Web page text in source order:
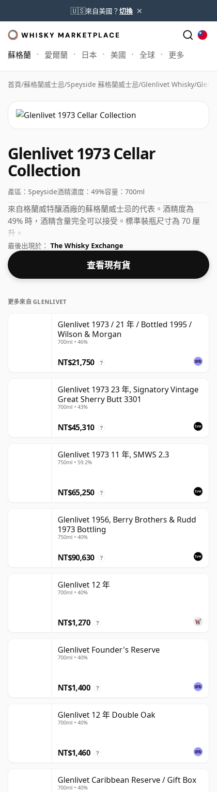
🇺🇸來自美國？切換 ×
蘇格蘭 愛爾蘭 日本 美國 全球 更多
首頁/蘇格蘭威士忌/Speyside 蘇格蘭威士忌/Glenlivet Whisky/
Glenlivet 1973 Cellar
Collection
產區： Speyside酒精濃度： 49%容量： 700ml
來自格蘭威特釀酒廠的蘇格蘭威士忌的代表。酒精度為
49% 時，酒精含量完全可以接受。標準裝瓶尺寸為 70 厘
升。
最後出現於： The Whisky Exchange
查看現有貨
更多來自 GLENLIVET
Glenlivet 1973 / 21 年 / Bottled 1995 /
Wilson & Morgan
700ml • 46%
NT$21,750 ?
Glenlivet 1973 23 年, Signatory Vintage
Great Sherry Butt 3301
700ml • 43%
NT$45,310 ?
Glenlivet 1973 11 年, SMWS 2.3
750ml • 59.2%
NT$65,250 ?
Glenlivet 1956, Berry Brothers & Rudd
1973 Bottling
750ml • 40%
NT$90,630 ?
Glenlivet 12 年
700ml • 40%
NT$1,270 ?
Glenlivet Founder's Reserve
700ml • 40%
NT$1,400 ?
Glenlivet 12 年 Double Oak
700ml • 40%
NT$1,460 ?
Glenlivet Caribbean Reserve / Gift Box
700ml • 40%